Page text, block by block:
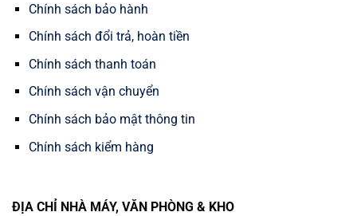
Chính sách bảo hành
Chính sách đổi trả, hoàn tiền
Chính sách thanh toán
Chính sách vận chuyển
Chính sách bảo mật thông tin
Chính sách kiểm hàng
ĐỊA CHỈ NHÀ MÁY, VĂN PHÒNG & KHO